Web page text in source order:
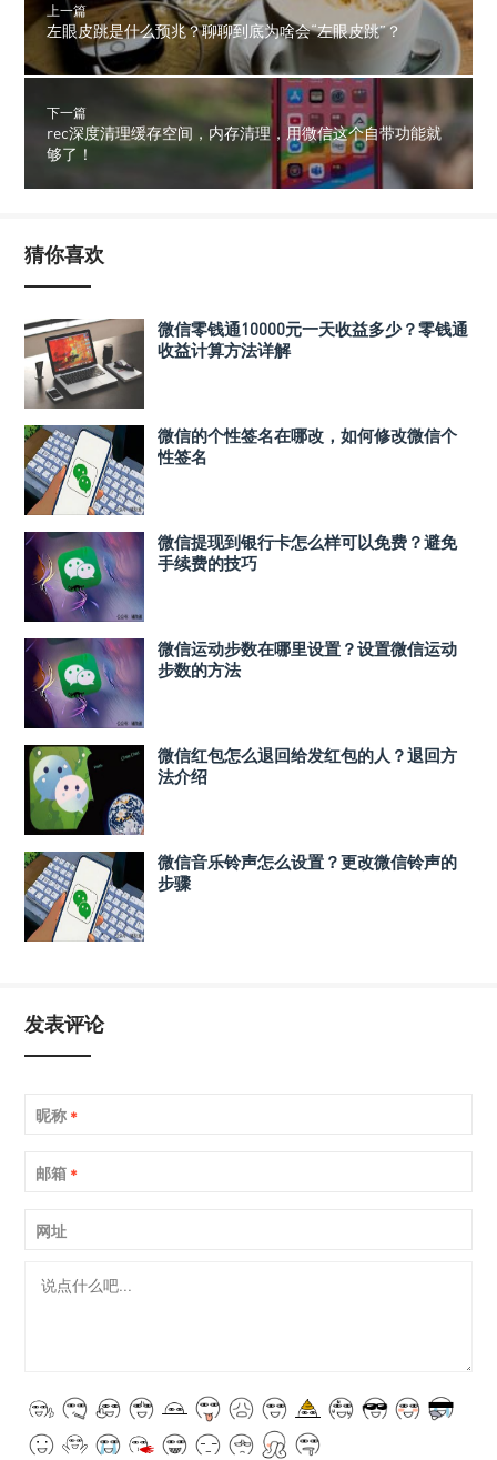
上一篇
左眼皮跳是什么预兆？聊聊到底为啥会“左眼皮跳”？
下一篇
rec深度清理缓存空间，内存清理，用微信这个自带功能就
够了！
猜你喜欢
微信零钱通10000元一天收益多少？零钱通
收益计算方法详解
微信的个性签名在哪改，如何修改微信个
性签名
微信提现到银行卡怎么样可以免费？避免
手续费的技巧
微信运动步数在哪里设置？设置微信运动
步数的方法
微信红包怎么退回给发红包的人？退回方
法介绍
微信音乐铃声怎么设置？更改微信铃声的
步骤
发表评论
昵称 *
邮箱 *
网址